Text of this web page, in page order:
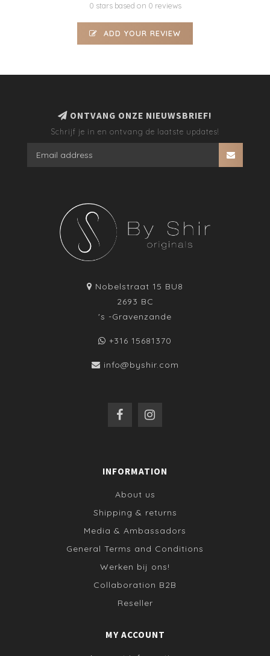
0 stars based on 0 reviews
ADD YOUR REVIEW
ONTVANG ONZE NIEUWSBRIEF!
Schrijf je in en ontvang de laatste updates!
Nobelstraat 15 BU8
2693 BC
's -Gravenzande
+316 15681370
info@byshir.com
INFORMATION
About us
Shipping & returns
Media & Ambassadors
General Terms and Conditions
Werken bij ons!
Collaboration B2B
Reseller
MY ACCOUNT